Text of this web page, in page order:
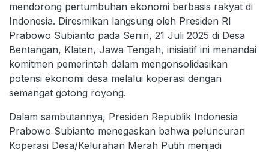
mendorong pertumbuhan ekonomi berbasis rakyat di
Indonesia. Diresmikan langsung oleh Presiden RI
Prabowo Subianto pada Senin, 21 Juli 2025 di Desa
Bentangan, Klaten, Jawa Tengah, inisiatif ini menandai
komitmen pemerintah dalam mengonsolidasikan
potensi ekonomi desa melalui koperasi dengan
semangat gotong royong.
Dalam sambutannya, Presiden Republik Indonesia
Prabowo Subianto menegaskan bahwa peluncuran
Koperasi Desa/Kelurahan Merah Putih menjadi